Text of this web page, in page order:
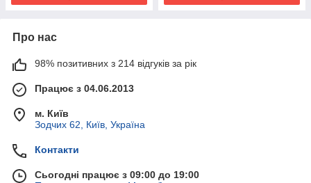
Про нас
98% позитивних з 214 відгуків за рік
Працює з 04.06.2013
м. Київ
Зодчих 62, Київ, Україна
Контакти
Сьогодні працює з 09:00 до 19:00